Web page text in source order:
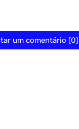
um comentário (0)